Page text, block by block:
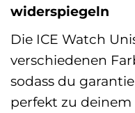
widerspiegeln
Die ICE Watch
verschiedenen
sodass du
perfekt zu